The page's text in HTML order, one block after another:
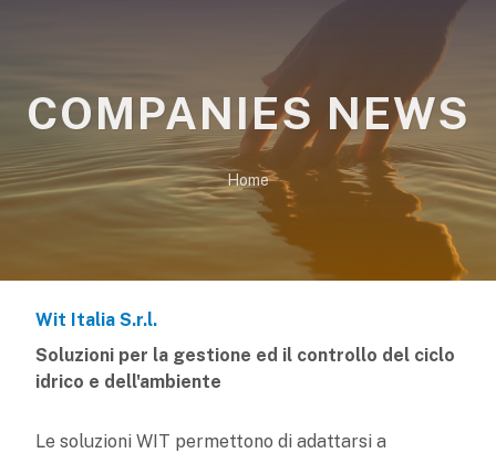
COMPANIES NEWS
Home
Wit Italia S.r.l.
Soluzioni per la gestione ed il controllo del ciclo
idrico e dell'ambiente
Le soluzioni WIT permettono di adattarsi a